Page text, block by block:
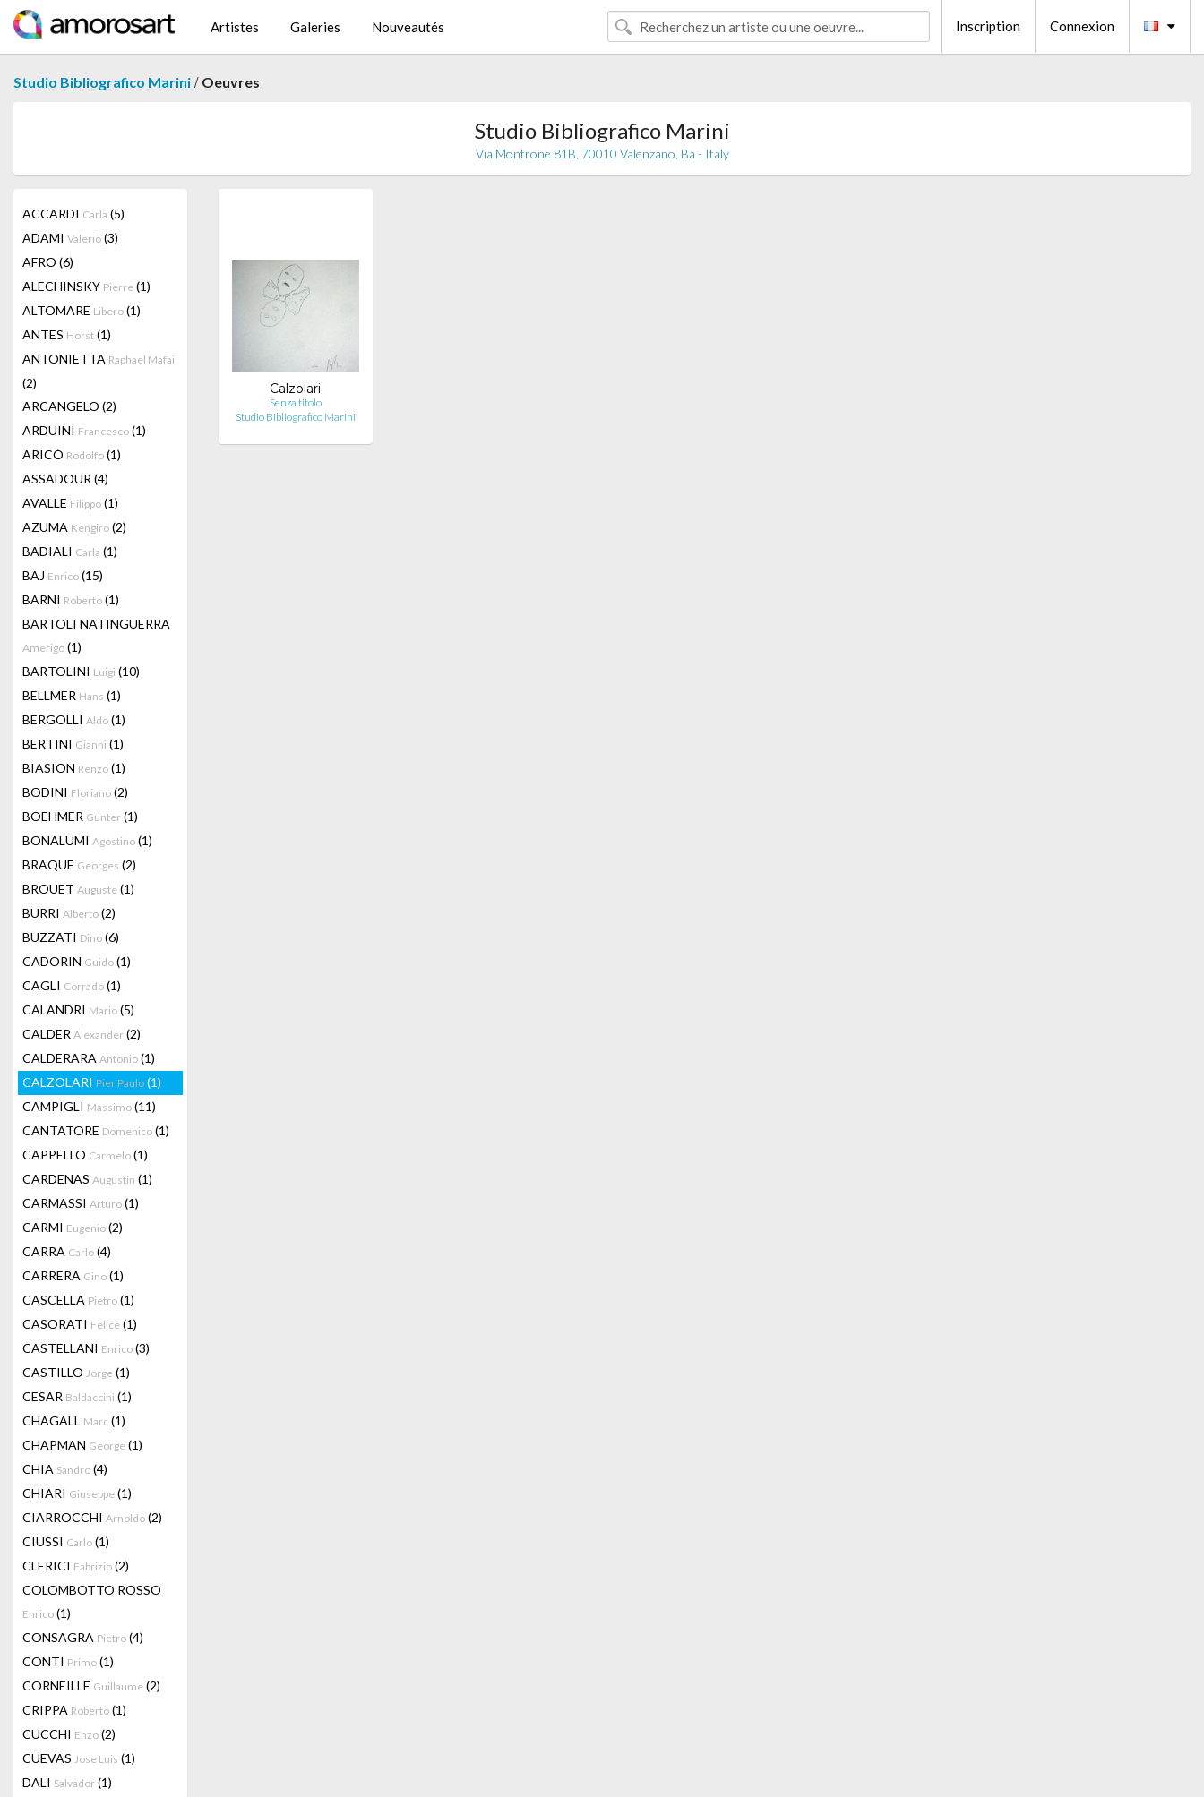
Artistes Galeries Nouveautés Inscription Connexion
Studio Bibliografico Marini / Oeuvres
Studio Bibliografico Marini
Via Montrone 81B, 70010 Valenzano, Ba - Italy
ACCARDI Carla (5)
ADAMI Valerio (3)
AFRO (6)
ALECHINSKY Pierre (1)
ALTOMARE Libero (1)
ANTES Horst (1)
ANTONIETTA Raphael Mafai
(2)
ARCANGELO (2)
ARDUINI Francesco (1)
ARICÒ Rodolfo (1)
ASSADOUR (4)
AVALLE Filippo (1)
AZUMA Kengiro (2)
BADIALI Carla (1)
BAJ Enrico (15)
BARNI Roberto (1)
BARTOLI NATINGUERRA
Amerigo (1)
BARTOLINI Luigi (10)
BELLMER Hans (1)
BERGOLLI Aldo (1)
BERTINI Gianni (1)
BIASION Renzo (1)
BODINI Floriano (2)
BOEHMER Gunter (1)
BONALUMI Agostino (1)
BRAQUE Georges (2)
BROUET Auguste (1)
BURRI Alberto (2)
BUZZATI Dino (6)
CADORIN Guido (1)
CAGLI Corrado (1)
CALANDRI Mario (5)
CALDER Alexander (2)
CALDERARA Antonio (1)
CALZOLARI Pier Paulo (1)
CAMPIGLI Massimo (11)
CANTATORE Domenico (1)
CAPPELLO Carmelo (1)
CARDENAS Augustin (1)
CARMASSI Arturo (1)
CARMI Eugenio (2)
CARRA Carlo (4)
CARRERA Gino (1)
CASCELLA Pietro (1)
CASORATI Felice (1)
CASTELLANI Enrico (3)
CASTILLO Jorge (1)
CESAR Baldaccini (1)
CHAGALL Marc (1)
CHAPMAN George (1)
CHIA Sandro (4)
CHIARI Giuseppe (1)
CIARROCCHI Arnoldo (2)
CIUSSI Carlo (1)
CLERICI Fabrizio (2)
COLOMBOTTO ROSSO
Enrico (1)
CONSAGRA Pietro (4)
CONTI Primo (1)
CORNEILLE Guillaume (2)
CRIPPA Roberto (1)
CUCCHI Enzo (2)
CUEVAS Jose Luis (1)
DALI Salvador (1)
Calzolari
Senza titolo
Studio Bibliografico Marini